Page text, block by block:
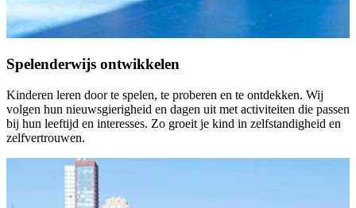
Spelenderwijs ontwikkelen
Kinderen leren door te spelen, te proberen en te ontdekken. Wij
volgen hun nieuwsgierigheid en dagen uit met activiteiten die passen
bij hun leeftijd en interesses. Zo groeit je kind in zelfstandigheid en
zelfvertrouwen.